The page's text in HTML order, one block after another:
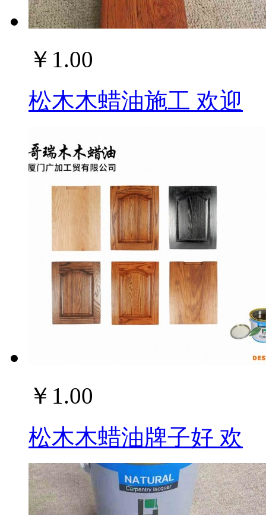
￥1.00
松木木蜡油施工 欢迎
￥1.00
松木木蜡油牌子好 欢